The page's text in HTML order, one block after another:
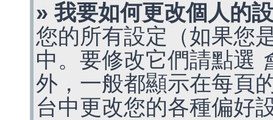
» 我要如何更改個人的
您的所有設定（如果您
中。要修改它們請點選
外，一般都顯示在每頁
台中更改您的各種偏好